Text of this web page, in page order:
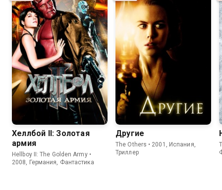
Хеллбой II: Золотая
армия
Hellboy II: The Golden Army •
2008, Германия, Фантастика
Другие
The Others • 2001, Испания,
Триллер